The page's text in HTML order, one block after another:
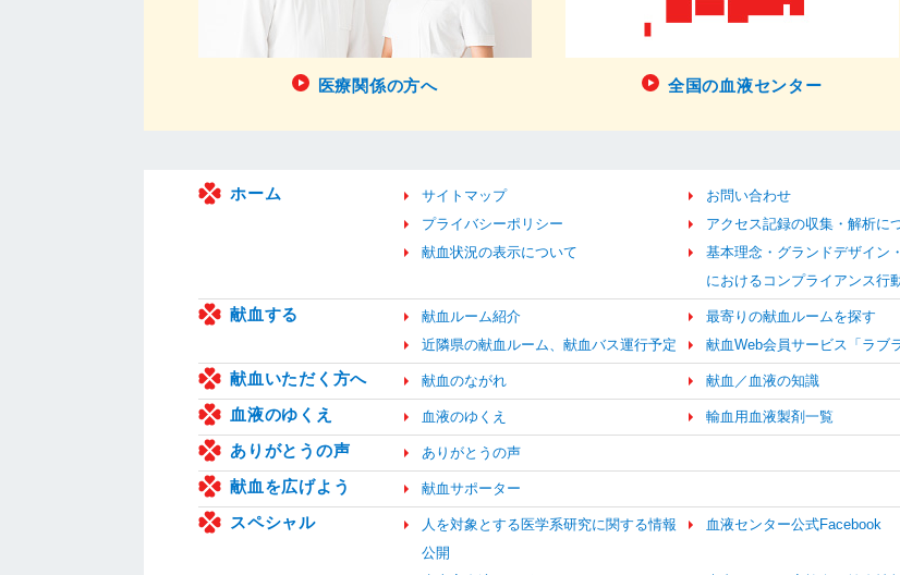
医療関係の方へ 全国の血液センター
ホーム サイトマップ お問い合わせ
プライバシーポリシー
アクセス記録の収集・解析に
献血状況の表示について
基本理念・グランドデザイン
におけるコンプライアンス行
献血する 献血ルーム紹介 最寄りの献血ルームを探す
近隣県の献血ルーム、献血バス運行予定
献血Web会員サービス「ラブ
献血いただく方へ 献血のながれ 献血／血液の知識
血液のゆくえ 血液のゆくえ 輸血用血液製剤一覧
ありがとうの声 ありがとうの声
献血を広げよう 献血サポーター
スペシャル
人を対象とする医学系研究に関する情報
公開
血液センター公式Facebook